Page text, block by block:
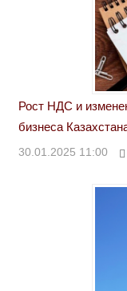
Рост НДС и
бизнеса
30.01.2025 11:00